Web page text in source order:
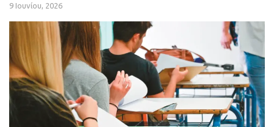
9 Ιουνίου, 2026